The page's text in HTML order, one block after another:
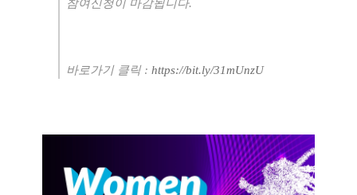
참여신청이 마감됩니다.
바로가기 클릭 : https://bit.ly/31mUnzU